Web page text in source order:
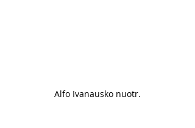
Alfo Ivanausko nuotr.